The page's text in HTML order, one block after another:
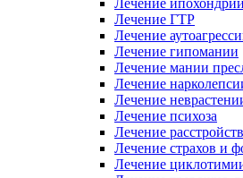
Лечение ипохондрии
Лечение ГТР
Лечение
Лечение гипомании
Лечение мании
Лечение
Лечение
Лечение психоза
Лечение
Лечение страхов и
Лечение